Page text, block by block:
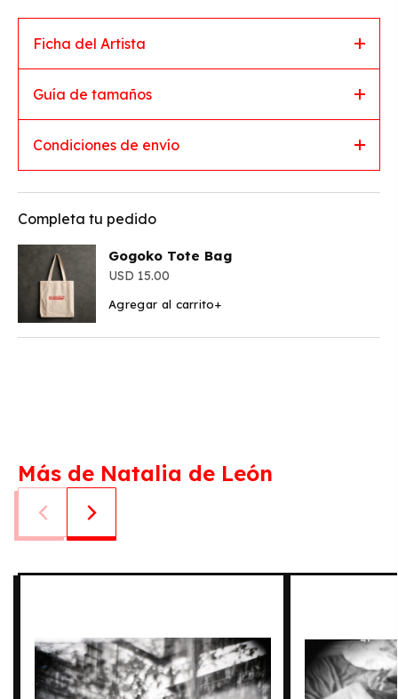
Ficha del Artista
Guía de tamaños
Condiciones de envío
Completa tu pedido
Gogoko Tote Bag
15.00
Agregar al carrito+
Más de Natalia de León